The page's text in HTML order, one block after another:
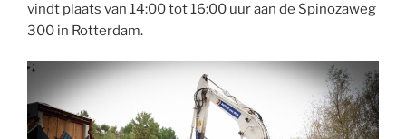
vindt plaats van 14:00 tot 16:00 uur aan de Spinozaweg
300 in Rotterdam.